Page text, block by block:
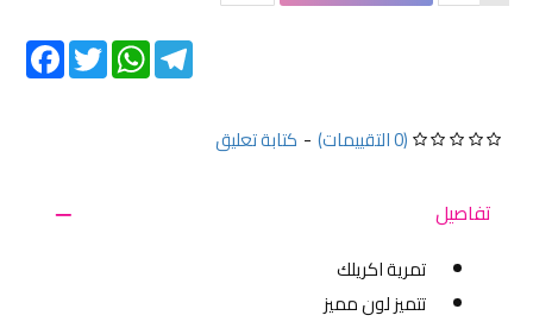
(0 التقييمات) - كتابة تعليق
Twitter
WhatsAppTelegram
تفاصيل
تمرية اكريلك
تتميز لون مميز